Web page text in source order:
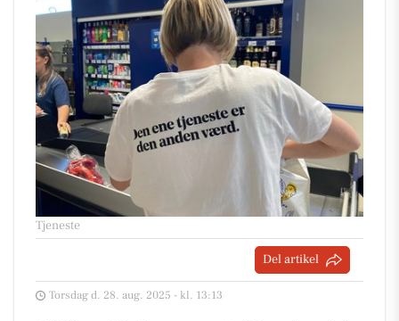
Tjeneste
Del artikel
Torsdag d. 28. aug. 2025 - kl. 13:13